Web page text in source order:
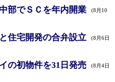
部でＳＣを年内開業
(8月10
住宅開発の合弁設立 (8月6日
の初物件を31日発売 (8月4日